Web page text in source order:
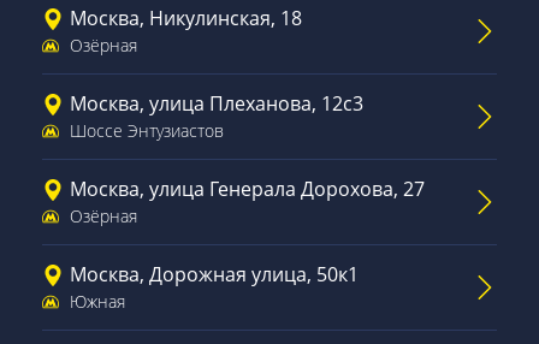
Москва, Никулинская, 18
Озёрная
Москва, улица Плеханова, 12с3
Шоссе Энтузиастов
Москва, улица Генерала Дорохова, 27
Озёрная
Москва, Дорожная улица, 50к1
Южная